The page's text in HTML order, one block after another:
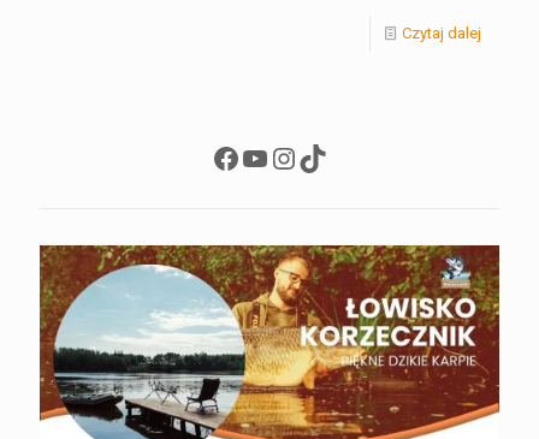
Czytaj dalej
Facebook
YouTube
Instagram
TikTok